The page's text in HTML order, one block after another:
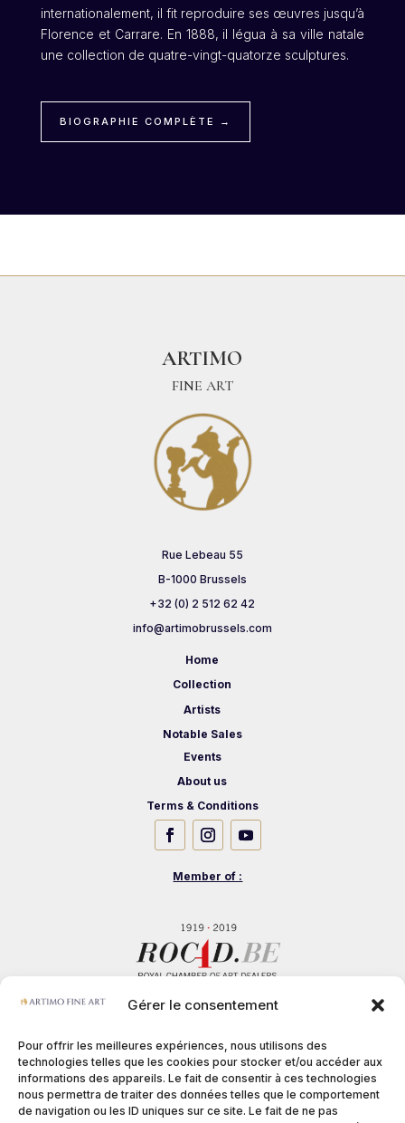
Gérer le consentement
Pour offrir les meilleures expériences, nous utilisons des
technologies telles que les cookies pour stocker et/ou accéder aux
informations des appareils. Le fait de consentir à ces technologies
nous permettra de traiter des données telles que le comportement
de navigation ou les ID uniques sur ce site. Le fait de ne pas
internationalement, il fit reproduire ses œuvres jusqu’à
Florence et Carrare. En 1888, il légua à sa ville natale
une collection de quatre-vingt-quatorze sculptures.
BIOGRAPHIE COMPLÈTE →
ARTIMO
FINE ART
Rue Lebeau 55
B-1000 Brussels
+32 (0) 2 512 62 42
info@artimobrussels.com
Home
Collection
Artists
Notable Sales
Events
About us
Terms & Conditions
Member of :